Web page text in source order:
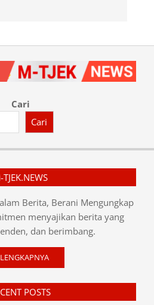
Cari
Cari
TJEK.NEWS
Berita, Berani Mengungkap
menyajikan berita yang
dan berimbang.
POSTS